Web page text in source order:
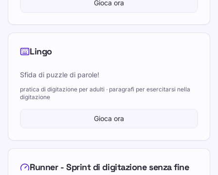
Gioca ora
Lingo
Sfida di puzzle di parole!
pratica di digitazione per adulti · paragrafi per esercitarsi nella
digitazione
Gioca ora
Runner - Sprint di digitazione senza fine